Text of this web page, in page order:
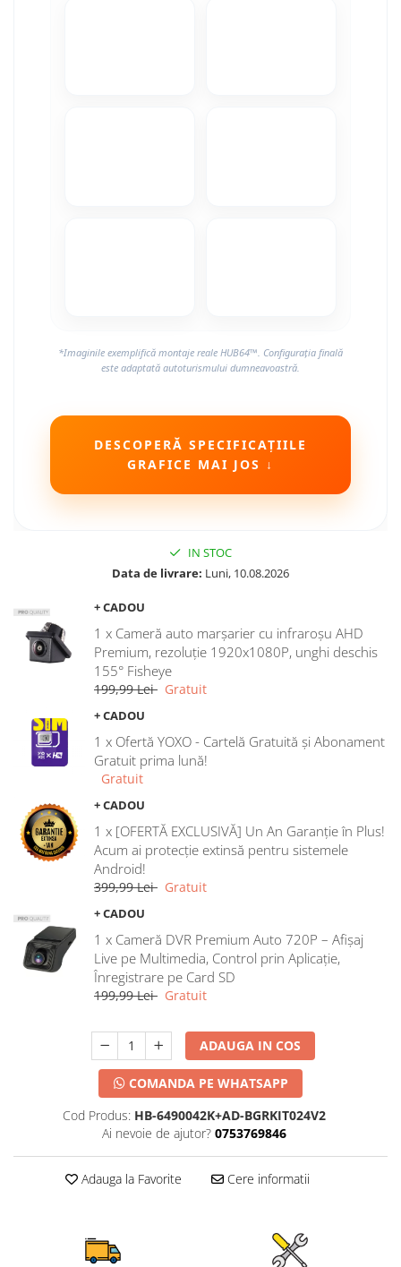
*Imaginile exemplifică montaje reale HUB64™. Configurația finală
este adaptată autoturismului dumneavoastră.
DESCOPERĂ SPECIFICAȚIILE
GRAFICE MAI JOS ↓
IN STOC
Data de livrare: Luni, 10.08.2026
+ CADOU
1 x Cameră auto marșarier cu infraroșu AHD
Premium, rezoluție 1920x1080P, unghi deschis
155° Fisheye
199,99 Lei Gratuit
+ CADOU
1 x Ofertă YOXO - Cartelă Gratuită și Abonament
Gratuit prima lună!
Gratuit
+ CADOU
1 x [OFERTĂ EXCLUSIVĂ] Un An Garanție în Plus!
Acum ai protecție extinsă pentru sistemele
Android!
399,99 Lei Gratuit
+ CADOU
1 x Cameră DVR Premium Auto 720P – Afișaj
Live pe Multimedia, Control prin Aplicație,
Înregistrare pe Card SD
199,99 Lei Gratuit
ADAUGA IN COS
COMANDA PE WHATSAPP
Cod Produs: HB-6490042K+AD-BGRKIT024V2
Ai nevoie de ajutor? 0753769846
Adauga la Favorite Cere informatii